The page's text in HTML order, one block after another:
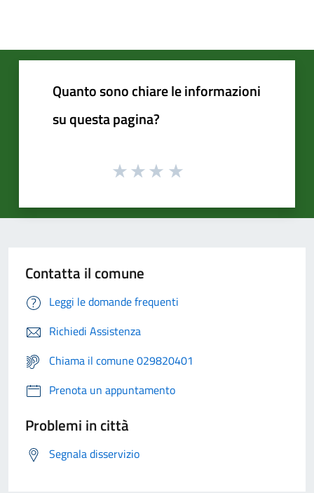
Quanto sono chiare le informazioni
su questa pagina?
Contatta il comune
Leggi le domande frequenti
Richiedi Assistenza
Chiama il comune 029820401
Prenota un appuntamento
Problemi in città
Segnala disservizio